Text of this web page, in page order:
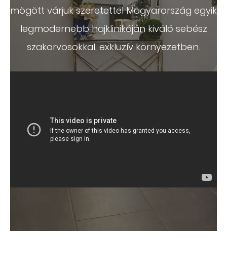
mögött várjuk szeretettel Magyarország egyik
legmodernebb hajklinikáján kiváló sebész
szakorvosokkal, exkluzív környezetben.